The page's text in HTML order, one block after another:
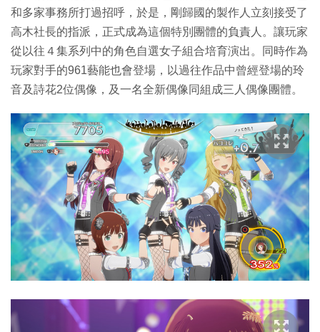
和多家事務所打過招呼，於是，剛歸國的製作人立刻接受了
高木社長的指派，正式成為這個特別團體的負責人。讓玩家
從以往４集系列中的角色自選女子組合培育演出。同時作為
玩家對手的961藝能也會登場，以過往作品中曾經登場的玲
音及詩花2位偶像，及一名全新偶像同組成三人偶像團體。